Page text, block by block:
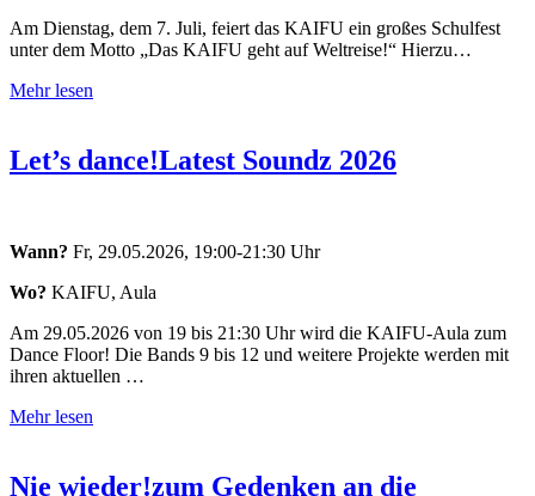
Am Dienstag, dem 7. Juli, feiert das KAIFU ein großes Schulfest
unter dem Motto „Das KAIFU geht auf Weltreise!“ Hierzu…
Mehr lesen
Let’s dance!Latest Soundz 2026
Wann? Fr, 29.05.2026, 19:00-21:30 Uhr
Wo? KAIFU, Aula
Am 29.05.2026 von 19 bis 21:30 Uhr wird die KAIFU-Aula zum
Dance Floor! Die Bands 9 bis 12 und weitere Projekte werden mit
ihren aktuellen …
Mehr lesen
Nie wieder!zum Gedenken an die